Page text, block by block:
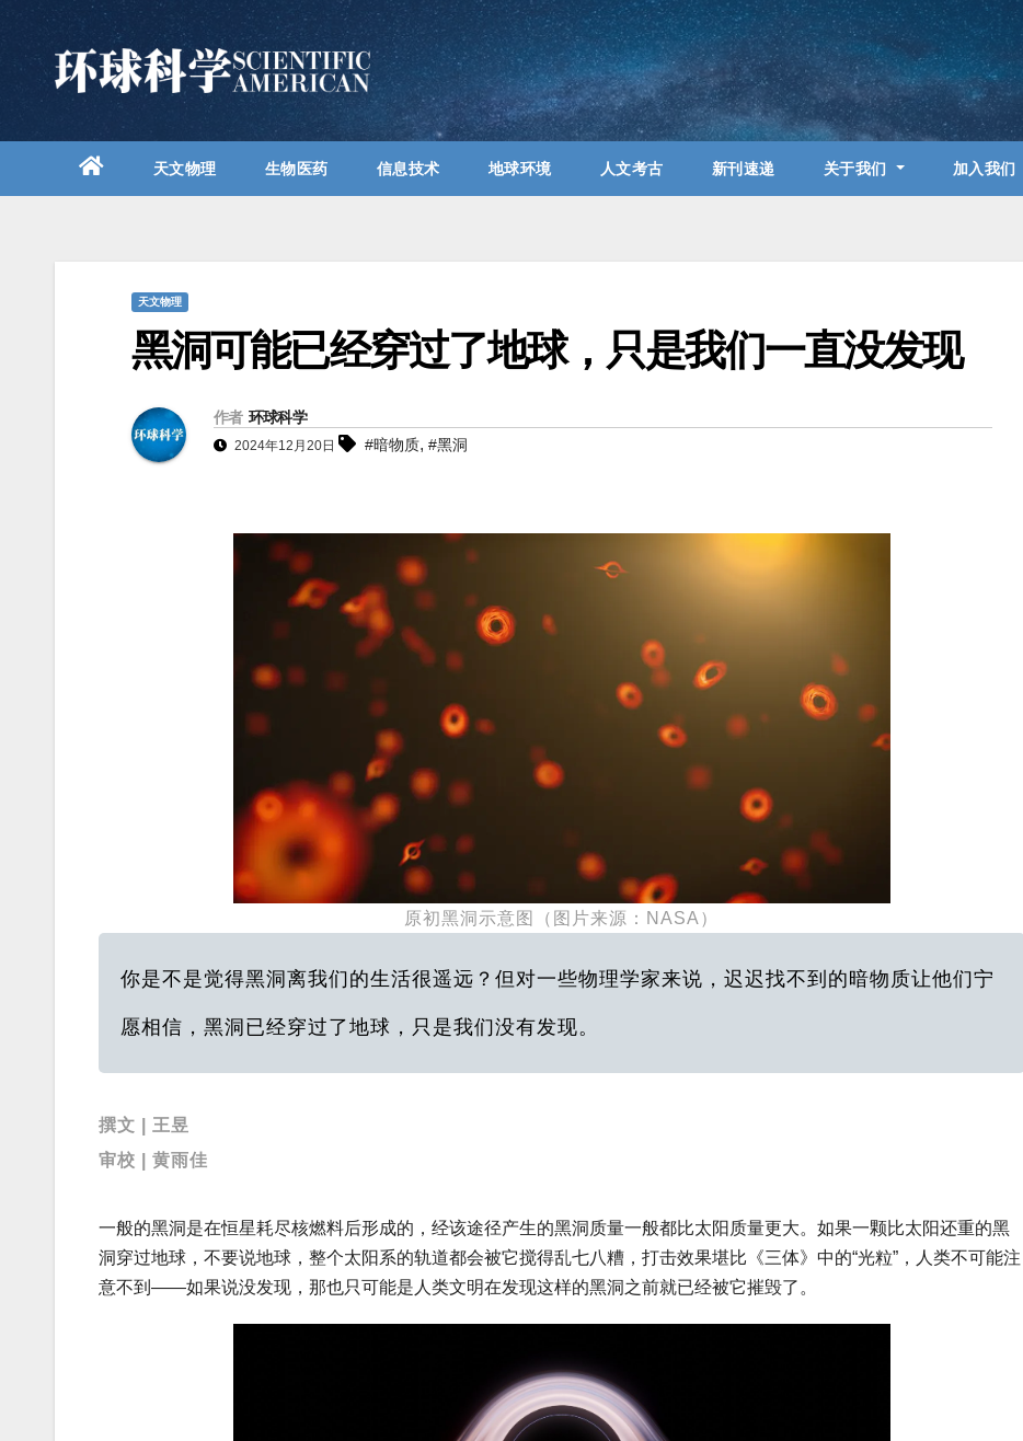
天文物理 生物医药 信息技术 地球环境 人文考古 新刊速递 关于我们 加入我们
天文物理
黑洞可能已经穿过了地球，只是我们一直没发现
作者 环球科学
2024年12月20日 #暗物质, #黑洞
原初黑洞示意图（图片来源：NASA）
你是不是觉得黑洞离我们的生活很遥远？但对一些物理学家来说，迟迟找不到的暗物质让他们宁
愿相信，黑洞已经穿过了地球，只是我们没有发现。
撰文 | 王昱
审校 | 黄雨佳
一般的黑洞是在恒星耗尽核燃料后形成的，经该途径产生的黑洞质量一般都比太阳质量更大。如果一颗比太阳还重的黑
洞穿过地球，不要说地球，整个太阳系的轨道都会被它搅得乱七八糟，打击效果堪比《三体》中的“光粒”，人类不可能注
意不到——如果说没发现，那也只可能是人类文明在发现这样的黑洞之前就已经被它摧毁了。